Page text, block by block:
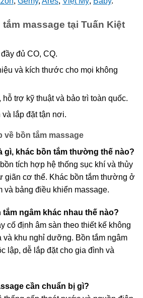
massage tại Tuấn Kiệt
đủ CO, CQ.
và kích thước cho mọi không
hỗ trợ kỹ thuật và bảo trì toàn quốc.
và lắp đặt tận nơi.
bồn tắm massage
gì, khác bồn tắm thường thế nào?
tích hợp hệ thống sục khí và thủy
giãn cơ thể. Khác bồn tắm thường ở
và bảng điều khiển massage.
tắm ngâm khác nhau thế nào?
cố định âm sàn theo thiết kế không
khu nghỉ dưỡng. Bồn tắm ngâm
lập, dễ lắp đặt cho gia đình và
cần chuẩn bị gì?